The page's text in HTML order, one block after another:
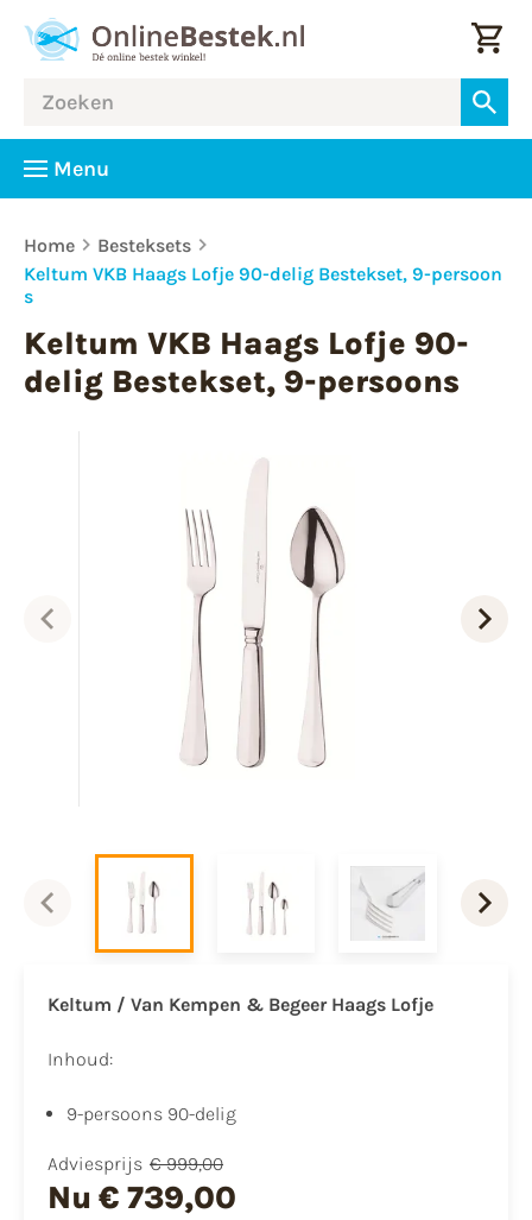
Menu
Home
Besteksets
Keltum VKB Haags Lofje 90-delig Bestekset, 9-persoon
s
Keltum VKB Haags Lofje 90-
delig Bestekset, 9-persoons
Keltum / Van Kempen & Begeer Haags Lofje
Inhoud:
9-persoons 90-delig
Adviesprijs € 999,00
Nu € 739,00